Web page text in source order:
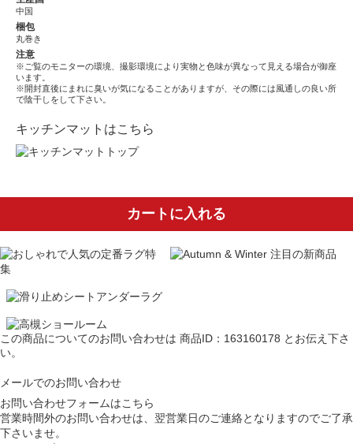
中国
梱包
丸巻き
注意
※ご覧のモニターの環境、撮影環境により実物と色味が異なって見える場合が御座
います。
※開封直後にまれに臭いが気になることがありますが、その際には風通しの良い所
で陰干しをして下さい。
キッチンマットはこちら
カートに入れる
この商品についてのお問い合わせは 商品ID：163160178 とお伝え下さ
い。
メールでのお問い合わせ
お問い合わせフォームはこちら
営業時間外のお問い合わせは、翌営業日のご連絡となりますのでご了承
下さいませ。